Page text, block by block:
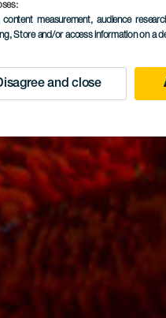
measurement, audience
, Store and/or access information on a
and close